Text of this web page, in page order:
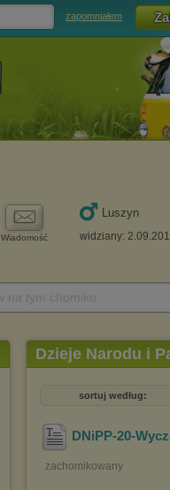
zapomniałem
Wiadomość
Luszyn
widziany:
Dzieje Narodu i
sortuj według:
DNiPP-20-
zachomikowany